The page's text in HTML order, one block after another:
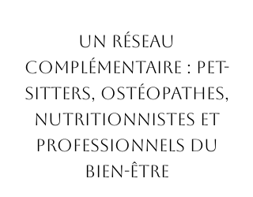
Un réseau
complémentaire : pet-
sitters, ostéopathes,
nutritionnistes et
professionnels du
bien-être